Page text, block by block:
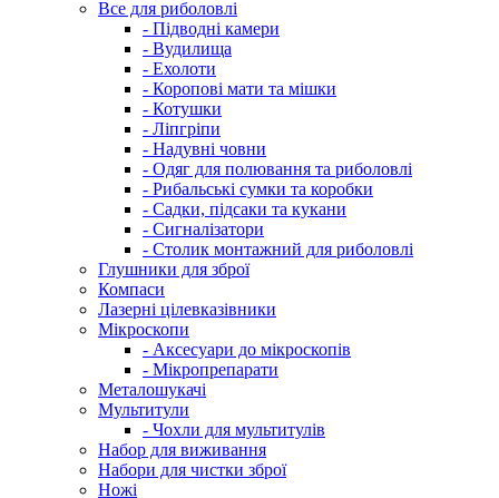
Все для риболовлі
- Підводні камери
- Вудилища
- Ехолоти
- Коропові мати та мішки
- Котушки
- Ліпгріпи
- Надувні човни
- Одяг для полювання та риболовлі
- Рибальські сумки та коробки
- Садки, підсаки та кукани
- Сигналізатори
- Столик монтажний для риболовлі
Глушники для зброї
Компаси
Лазерні цілевказівники
Мікроскопи
- Аксесуари до мікроскопів
- Мікропрепарати
Металошукачі
Мультитули
- Чохли для мультитулів
Набор для виживання
Набори для чистки зброї
Ножі